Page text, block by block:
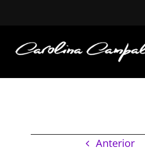
Anterior